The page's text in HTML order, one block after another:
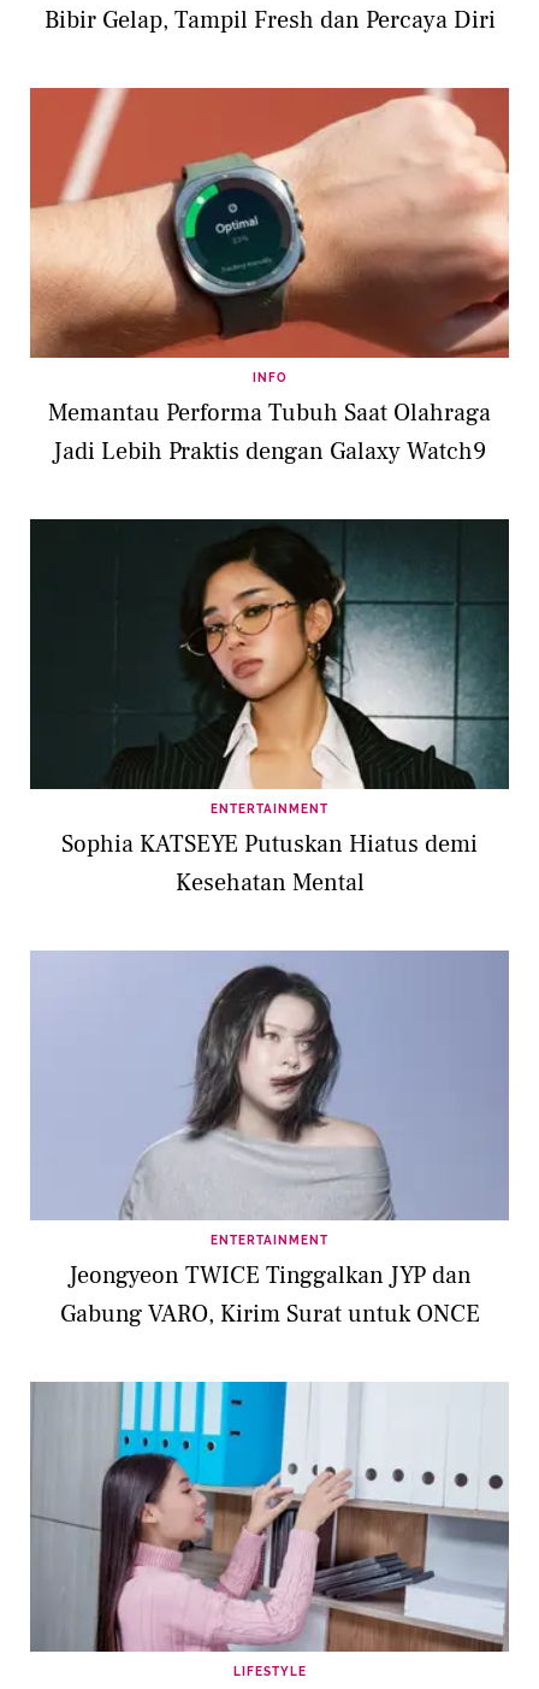
Bibir Gelap, Tampil Fresh dan Percaya Diri
INFO
Memantau Performa Tubuh Saat Olahraga
Jadi Lebih Praktis dengan Galaxy Watch9
ENTERTAINMENT
Sophia KATSEYE Putuskan Hiatus demi
Kesehatan Mental
ENTERTAINMENT
Jeongyeon TWICE Tinggalkan JYP dan
Gabung VARO, Kirim Surat untuk ONCE
LIFESTYLE